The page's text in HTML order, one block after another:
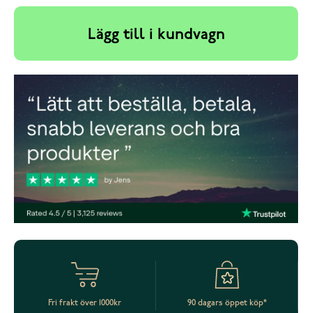
Lägg till i kundvagn
Fri frakt över 1000kr 90 dagars öppet köp*